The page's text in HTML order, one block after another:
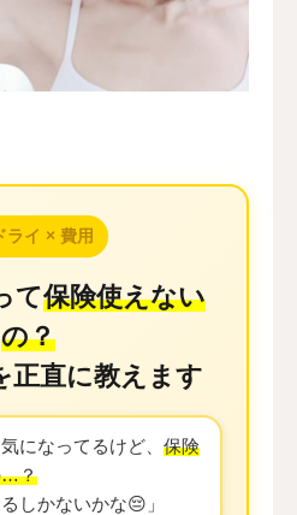
ライ × 費用
て保険使えない
の？
正直に教えます
になってるけど、 保険
…？
しかないかな😔」